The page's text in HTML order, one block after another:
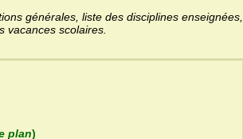
générales, liste des disciplines enseignées,
vacances scolaires.
plan)